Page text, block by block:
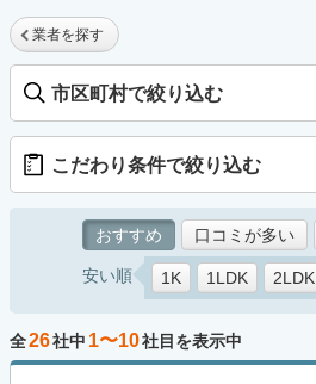
業者を探す
市区町村で絞り込む
こだわり条件で絞り込む
おすすめ 口コミが多い
安い順 1K 1LDK 2LDK
全26社中 1〜10社目を表示中